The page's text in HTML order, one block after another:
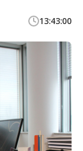
13:43:00